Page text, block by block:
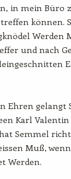
in mein Büro
können.
Werden
und nach
Ehren gelangt
Karl
Semmel
Muß,
Werden.